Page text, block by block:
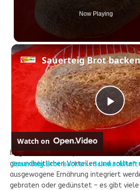
Now Playing
P
l
a
Watch on
Sauerteig Brot backen -
Insgesamt bieten Speisefische eine
gesundheitlichen Vorteilen und sollten
ausgewogene Ernährung integriert
gebraten oder gedünstet – es gibt